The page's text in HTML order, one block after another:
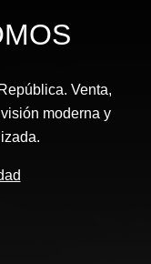
Venta,
moderna y